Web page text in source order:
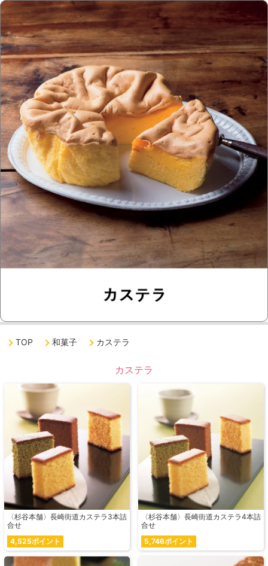
TOP 和菓子 カステラ
カステラ
〈杉谷本舗〉長崎街道カステラ3本詰
合せ
4,525ポイント
〈杉谷本舗〉長崎街道カステラ4本詰
合せ
5,746ポイント